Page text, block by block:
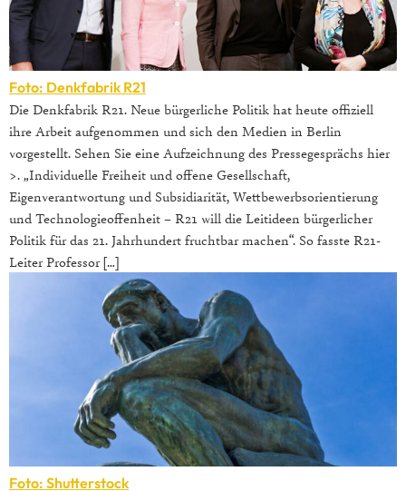
Foto: Denkfabrik R21
Die Denkfabrik R21. Neue bürgerliche Politik hat heute offiziell
ihre Arbeit aufgenommen und sich den Medien in Berlin
vorgestellt. Sehen Sie eine Aufzeichnung des Pressegesprächs hier
>. „Individuelle Freiheit und offene Gesellschaft,
Eigenverantwortung und Subsidiarität, Wettbewerbsorientierung
und Technologieoffenheit – R21 will die Leitideen bürgerlicher
Politik für das 21. Jahrhundert fruchtbar machen“. So fasste R21-
Leiter Professor […]
Foto: Shutterstock